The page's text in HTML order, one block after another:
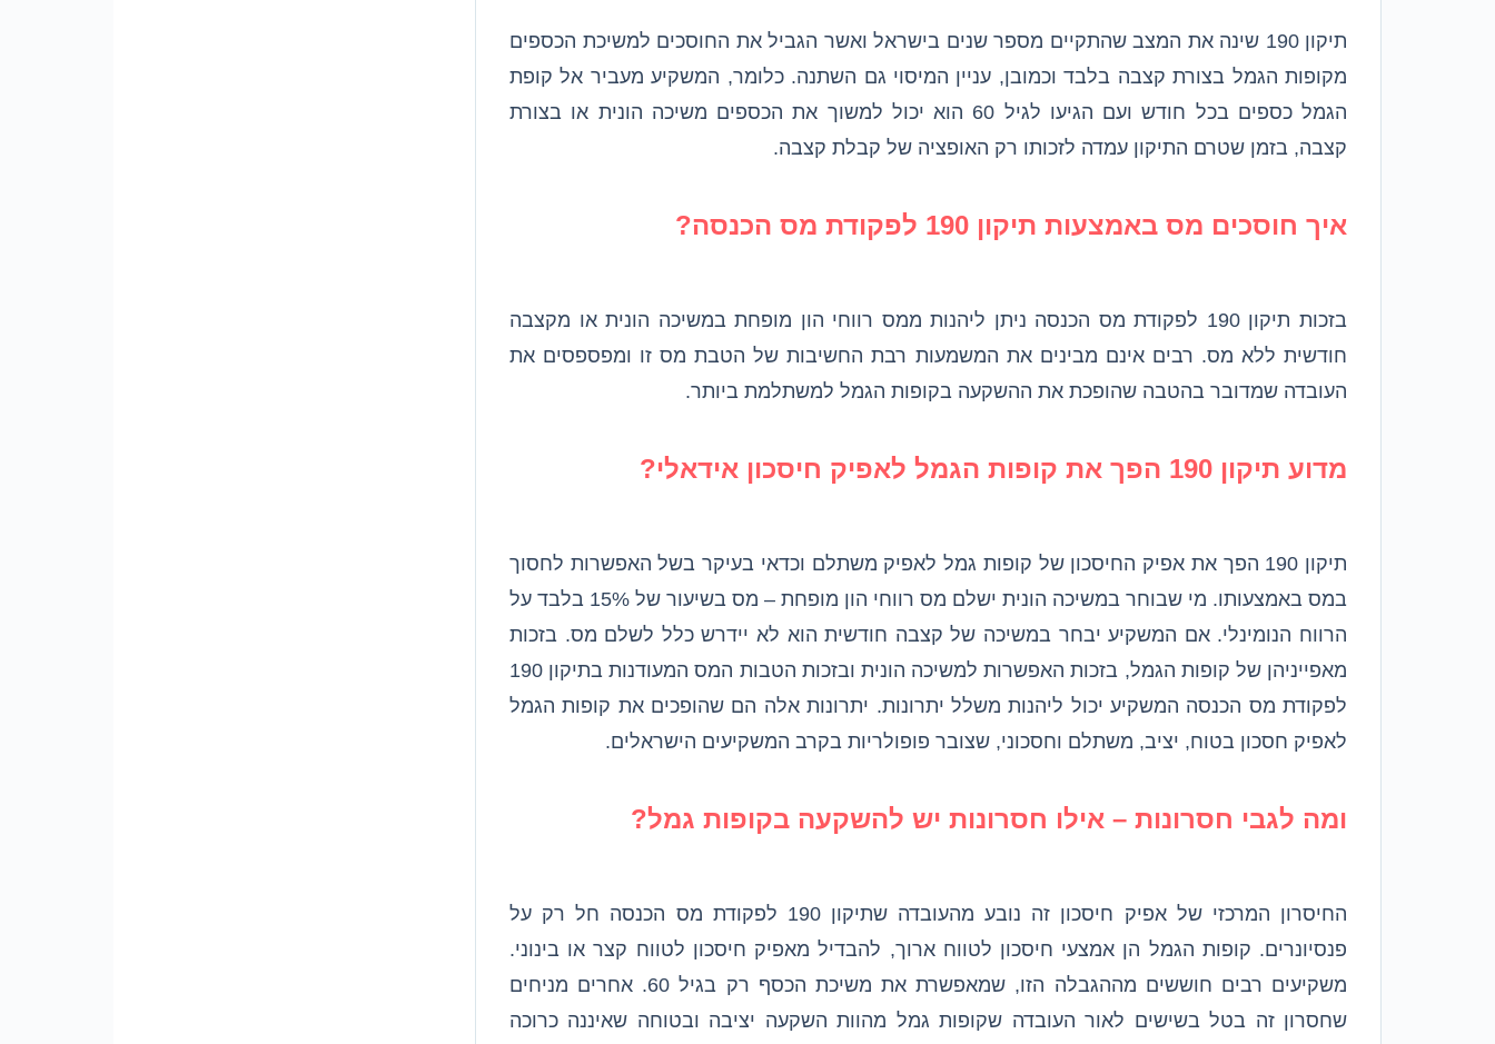
תיקון 190 שינה את המצב שהתקיים מספר שנים בישראל ואשר הגביל את החוסכים למשיכת הכספים
מקופות הגמל בצורת קצבה בלבד וכמובן, עניין המיסוי גם השתנה. כלומר, המשקיע מעביר אל קופת
הגמל כספים בכל חודש ועם הגיעו לגיל 60 הוא יכול למשוך את הכספים משיכה הונית או בצורת
קצבה, בזמן שטרם התיקון עמדה לזכותו רק האופציה של קבלת קצבה.
איך חוסכים מס באמצעות תיקון 190 לפקודת מס הכנסה?
בזכות תיקון 190 לפקודת מס הכנסה ניתן ליהנות ממס רווחי הון מופחת במשיכה הונית או מקצבה
חודשית ללא מס. רבים אינם מבינים את המשמעות רבת החשיבות של הטבת מס זו ומפספסים את
העובדה שמדובר בהטבה שהופכת את ההשקעה בקופות הגמל למשתלמת ביותר.
מדוע תיקון 190 הפך את קופות הגמל לאפיק חיסכון אידאלי?
תיקון 190 הפך את אפיק החיסכון של קופות גמל לאפיק משתלם וכדאי בעיקר בשל האפשרות לחסוך
במס באמצעותו. מי שבוחר במשיכה הונית ישלם מס רווחי הון מופחת – מס בשיעור של 15% בלבד על
הרווח הנומינלי. אם המשקיע יבחר במשיכה של קצבה חודשית הוא לא יידרש כלל לשלם מס. בזכות
מאפייניהן של קופות הגמל, בזכות האפשרות למשיכה הונית ובזכות הטבות המס המעודנות בתיקון 190
לפקודת מס הכנסה המשקיע יכול ליהנות משלל יתרונות. יתרונות אלה הם שהופכים את קופות הגמל
לאפיק חסכון בטוח, יציב, משתלם וחסכוני, שצובר פופולריות בקרב המשקיעים הישראלים.
ומה לגבי חסרונות – אילו חסרונות יש להשקעה בקופות גמל?
החיסרון המרכזי של אפיק חיסכון זה נובע מהעובדה שתיקון 190 לפקודת מס הכנסה חל רק על
פנסיונרים. קופות הגמל הן אמצעי חיסכון לטווח ארוך, להבדיל מאפיק חיסכון לטווח קצר או בינוני.
משקיעים רבים חוששים מההגבלה הזו, שמאפשרת את משיכת הכסף רק בגיל 60. אחרים מניחים
שחסרון זה בטל בשישים לאור העובדה שקופות גמל מהוות השקעה יציבה ובטוחה שאיננה כרוכה